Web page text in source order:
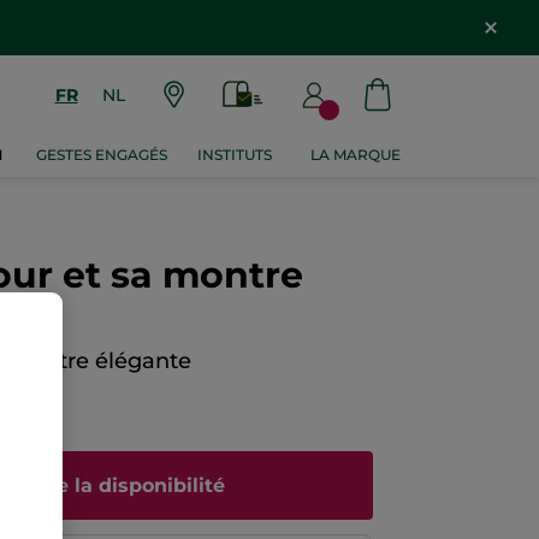
FR NL
GESTES ENGAGÉS INSTITUTS LA MARQUE
et sa montre
montre élégante
de la disponibilité